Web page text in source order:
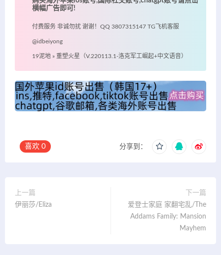
横幅广告即可!
付费服务 非诚勿扰 谢谢！QQ 3807315147 TG飞机客服
@idbeiyong
19泥地 » 重塑火星（V.220113.1-洛克军工崛起+中文语音）
喜欢 0 分享到：
上一篇
伊丽莎/Eliza
下一篇
爱登士家庭 家翻宅乱/The
Addams Family: Mansion
Mayhem